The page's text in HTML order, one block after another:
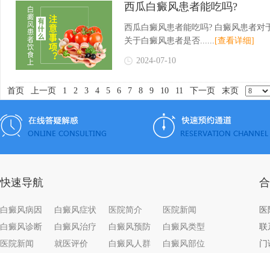
西瓜白癜风患者能吃吗?
西瓜白癜风患者能吃吗? 白癜风患者
关于白癜风患者是否...... [查看详细]
2024-07-10
首页 上一页 1 2 3 4 5 6 7 8 9 10 11 下一页 末页
快速导航
白癜风病因 白癜风症状 医院简介
医院新闻
白癜风诊断
白癜风治疗 白癜风预防
白癜风类型
医院新闻
就医评价 白癜风人群
白癜风部位
联
门